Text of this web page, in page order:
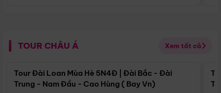
TOUR CHÂU Á Xem tất cả
Điểm nổi bật
Tour Đài Loan Mùa Hè 5N4Đ | Đài Bắc - Đài
Trung - Nam Đầu - Cao Hùng ( Bay Vn)